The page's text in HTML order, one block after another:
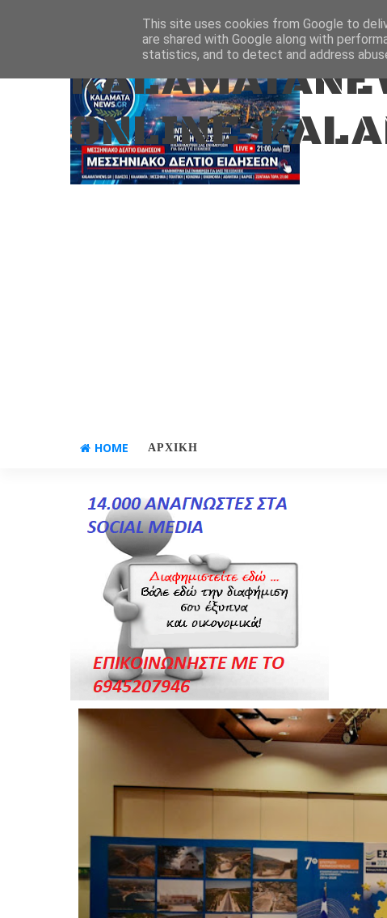
Aug 7, 2026
ONLINE-
HOME ΑΡΧΙΚΗ
This site uses cookies from Google to
are shared with Google along with
statistics, and to detect and address